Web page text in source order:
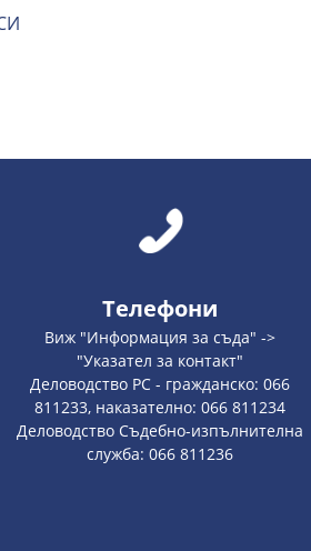
Телефони
Виж "Информация за съда" ->
"Указател за контакт"
Деловодство РС - гражданско: 066
811233, наказателно: 066 811234
Деловодство Съдебно-изпълнителна
служба: 066 811236